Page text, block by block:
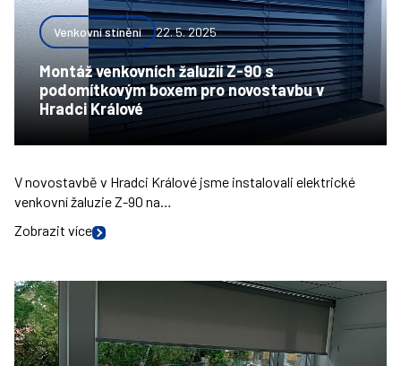
Venkovní stínění 22. 5. 2025
Montáž venkovních žaluzií Z-90 s
podomítkovým boxem pro novostavbu v
Hradci Králové
V novostavbě v Hradci Králové jsme instalovali elektrické
venkovní žaluzie Z-90 na…
Zobrazit více